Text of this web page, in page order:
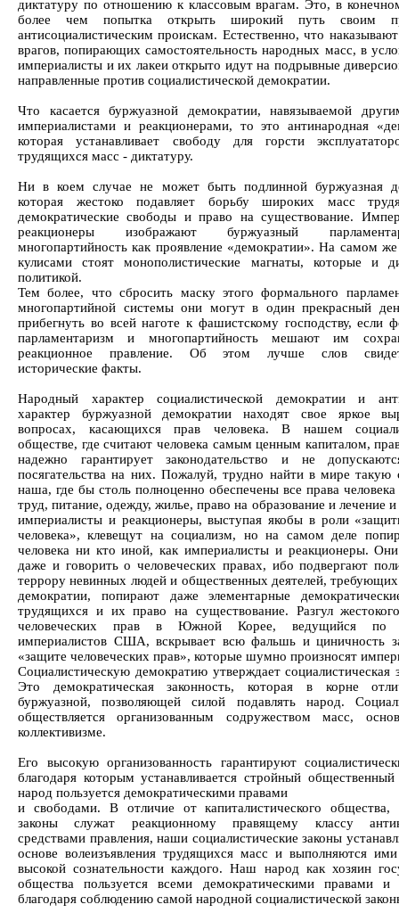
диктатуру по отношению к классовым врагам. Это, в
более чем попытка открыть широкий путь своим
антисоциалистическим проискам. Естественно, что
врагов, попирающих самостоятельность народных масс, в
империалисты и их лакеи открыто идут на подрывные
направленные против социалистической демократии.
Что касается буржуазной демократии, навязываемой
империалистами и реакционерами, то это антинародная
которая устанавливает свободу для горсти
трудящихся масс - диктатуру.
Ни в коем случае не может быть подлинной буржуазная
которая жестоко подавляет борьбу широких масс
демократические свободы и право на существование.
реакционеры изображают буржуазный
многопартийность как проявление «демократии». На самом
кулисами стоят монополистические магнаты, которые и
политикой.
Тем более, что сбросить маску этого формального
многопартийной системы они могут в один прекрасный
прибегнуть во всей наготе к фашистскому господству, если
парламентаризм и многопартийность мешают им
реакционное правление. Об этом лучше слов
исторические факты.
Народный характер социалистической демократии и
характер буржуазной демократии находят свое яркое
вопросах, касающихся прав человека. В нашем
обществе, где считают человека самым ценным капиталом,
надежно гарантирует законодательство и не
посягательства на них. Пожалуй, трудно найти в мире такую
наша, где бы столь полноценно обеспечены все права
труд, питание, одежду, жилье, право на образование и лечение
империалисты и реакционеры, выступая якобы в роли
человека», клевещут на социализм, но на самом деле
человека ни кто иной, как империалисты и реакционеры.
даже и говорить о человеческих правах, ибо подвергают
террору невинных людей и общественных деятелей,
демократии, попирают даже элементарные
трудящихся и их право на существование. Разгул
человеческих прав в Южной Корее, ведущийся по
империалистов США, вскрывает всю фальшь и циничность
«защите человеческих прав», которые шумно произносят
Социалистическую демократию утверждает социалистическая
Это демократическая законность, которая в корне
буржуазной, позволяющей силой подавлять народ.
обществляется организованным содружеством масс,
коллективизме.
Его высокую организованность гарантируют
благодаря которым устанавливается стройный
народ пользуется демократическими правами
и свободами. В отличие от капиталистического общества,
законы служат реакционному правящему классу
средствами правления, наши социалистические законы
основе волеизъявления трудящихся масс и выполняются ими
высокой сознательности каждого. Наш народ как хозяин
общества пользуется всеми демократическими правами и
благодаря соблюдению самой народной социалистической